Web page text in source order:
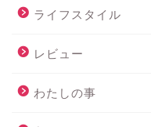
ライフスタイル
レビュー
わたしの事